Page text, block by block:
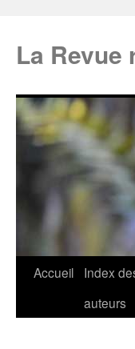
La Revue
Accueil
Index
auteurs